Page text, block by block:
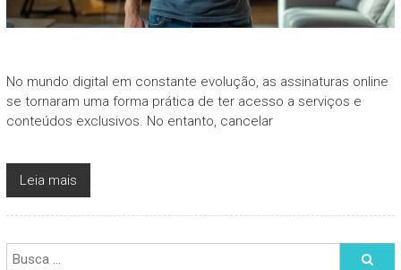
No mundo digital em constante evolução, as assinaturas online
se tornaram uma forma prática de ter acesso a serviços e
conteúdos exclusivos. No entanto, cancelar
Leia mais